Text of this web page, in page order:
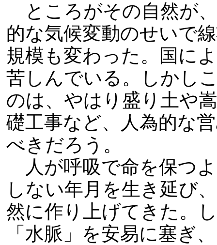
ところがその自然が
的な気候変動のせいで
規模も変わった。国に
苦しんでいる。しかし
のは、やはり盛り土や
礎工事など、人為的な
べきだろう。
人が呼吸で命を保つ
しない年月を生き延び
然に作り上げてきた。
「水脈」を安易に塞ぎ